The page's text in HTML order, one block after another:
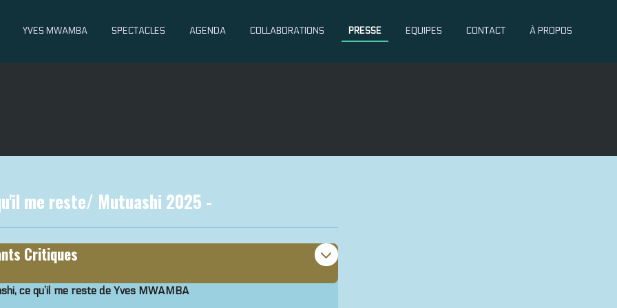
YVES MWAMBA SPECTACLES AGENDA COLLABORATIONS PRESSE EQUIPES CONTACT À PROPOS
me reste/ Mutuashi 2025 -
Critiques
ce qu’il me reste de Yves MWAMBA